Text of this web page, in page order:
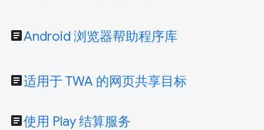
articleAndroid 浏览器帮助程序库
article适用于 TWA 的网页共享目标
article使用 Play 结算服务